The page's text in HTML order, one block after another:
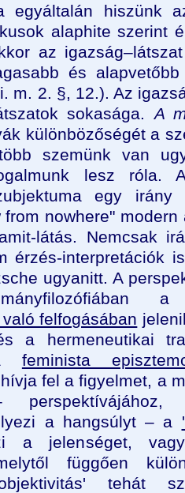
egyáltalán hiszünk
alaphite szerint
az
és
i. m. 2. §, 12.). Az
sokasága.A
különbözőségét a
szemünk van
lesz róla.
egy
from nowhere"
látás. Nemcsak
érzés-interpretációk
ugyanitt. A
felfogásában
a hermeneutikai
feminista
fel a figyelmet, a
perspektívájához,
a hangsúlyt – a
a jelenséget,
függően
tehát